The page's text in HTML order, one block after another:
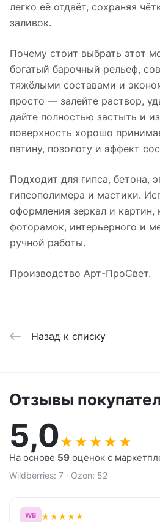
легко её отдаёт, сохраняя
заливок.
Почему стоит выбрать этот
богатый барочный рельеф,
тяжёлыми составами и
просто — залейте раствор,
дайте полностью застыть и
поверхность хорошо
патину, позолоту и эффект
Подходит для гипса, бетона,
гипсополимера и мастики.
оформления зеркал и картин,
фоторамок, интерьерного и
ручной работы.
Производство Арт-ПроСвет.
Назад к списку
Отзывы
5,0★ ★ ★ ★ ★
На основе 59 оценок с
Wildberries: 7 · Ozon: 52
WB ★★★★★